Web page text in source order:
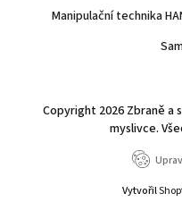
Manipulační technika
Copyright 2026 Zbraně a
myslivce.
Vytvořil